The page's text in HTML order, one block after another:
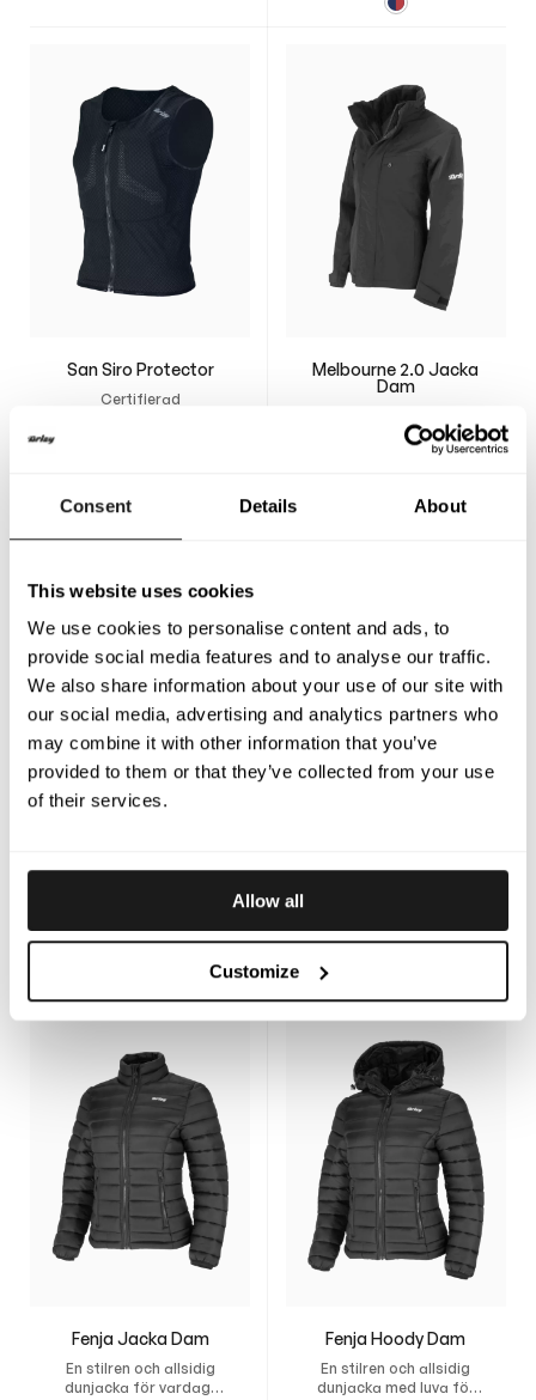
Consent Details About
This website uses cookies
We use cookies to personalise content and ads, to
provide social media features and to analyse our traffic.
We also share information about your use of our site with
our social media, advertising and analytics partners who
may combine it with other information that you’ve
provided to them or that they’ve collected from your use
of their services.
Allow all
Customize
San Siro Protector
Certifierad
Melbourne 2.0 Jacka
Dam
220$
kallaste dagarna
190$
Fenja Jacka Dam
En stilren och allsidig
dunjacka för vardag,
Fenja Hoody Dam
En stilren och allsidig
dunjacka med luva för